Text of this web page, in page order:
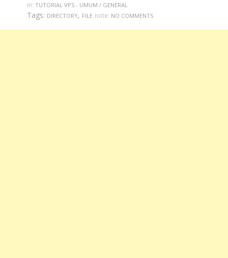
in: TUTORIAL VPS - UMUM / GENERAL
Tags: DIRECTORY, FILE note: NO COMMENTS